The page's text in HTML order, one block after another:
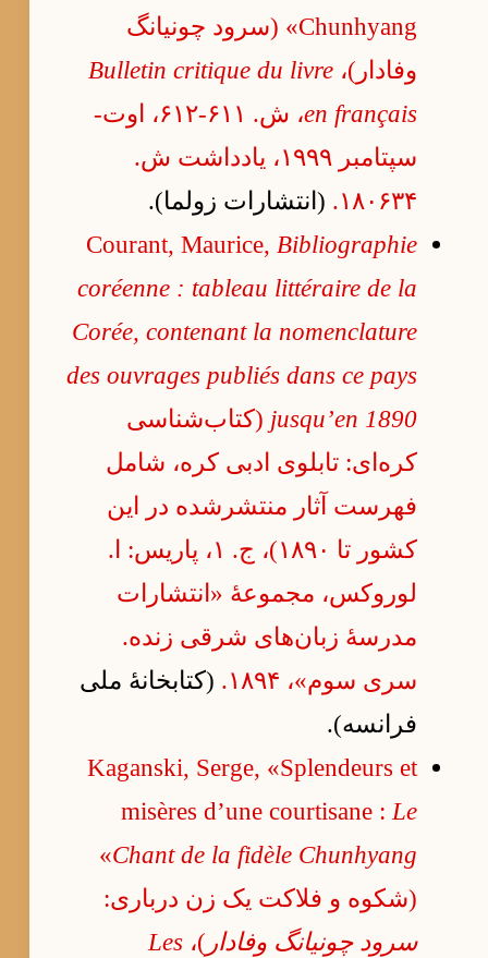
Chunhyang» (سرود چونیانگ
وفادار)، Bulletin critique du livre
en français
، ش. ۶۱۱-۶۱۲، اوت-
سپتامبر ۱۹۹۹، یادداشت ش.
۱۸۰۶۳۴.
(انتشارات زولما).
Courant, Maurice,Bibliographie
coréenne : tableau littéraire de la
Corée, contenant la nomenclature
des ouvrages publiés dans ce pays
jusqu’en 1890 (کتاب‌شناسی
کره‌ای: تابلوی ادبی کره، شامل
فهرست آثار منتشرشده در این
کشور تا ۱۸۹۰)، ج. ۱، پاریس: ا.
لوروکس، مجموعهٔ «انتشارات
مدرسهٔ زبان‌های شرقی زنده.
سری سوم»، ۱۸۹۴.
(کتابخانهٔ ملی
فرانسه).
Kaganski, Serge, «Splendeurs et
misères d’une courtisane :Le
Chant de la fidèle Chunhyang
»
(شکوه و فلاکت یک زن درباری:
سرود چونیانگ وفادار )، Les